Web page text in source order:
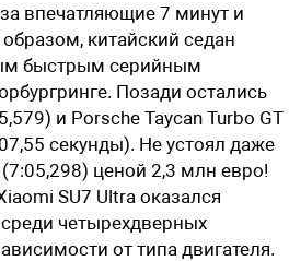
впечатляющие 7 минут и
китайский седан
быстрым серийным
Позади остались
и Porsche Taycan Turbo GT
секунды). Не устоял даже
(7:05,298) ценой 2,3 млн евро!
SU7 Ultra оказался
четырехдверных
от типа двигателя.